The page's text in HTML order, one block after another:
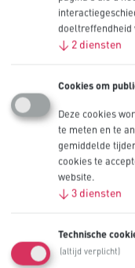
Vraagtype*
Batterijtype
AAA
C
D
Lithium Coin
CR123
CR2
Alles selecteren
Uw vraag/opmerking*
doeltreffendheid
↓ 2 diensten
Cookies om
Deze cookies
te meten en te
gemiddelde
cookies te
website.
↓ 3 diensten
Technische
(altijd verplicht)